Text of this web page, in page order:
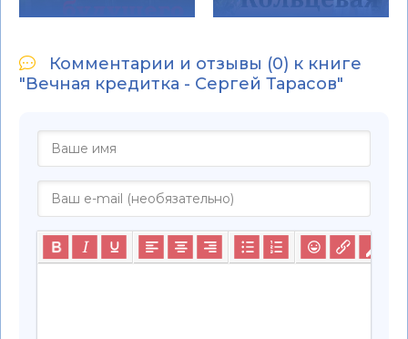
Комментарии и отзывы (0) к книге
"Вечная кредитка - Сергей Тарасов"